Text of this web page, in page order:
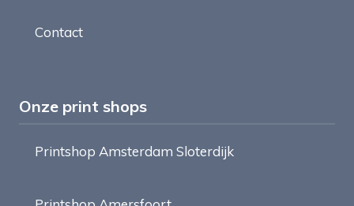
Contact
Onze print shops
Printshop Amsterdam Sloterdijk